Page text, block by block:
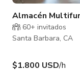
Almacén
60+ invitados
Santa Barbara, CA
$1.800 USD/h